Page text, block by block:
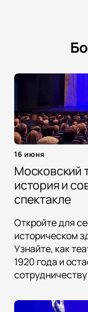
16 июня
Московский
история и
спектакле
Откройте для
историческом
Узнайте, как
1920 года и